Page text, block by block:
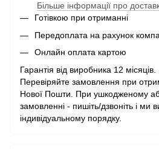
Більше інформації про
Готівкою при отриманні
Передоплата на рахунок
Онлайн оплата картою
Гарантія від виробника 12 місяців.
Перевіряйте замовлення при
Нової Пошти. При ушкодженому
замовленні - пишіть/дзвоніть і ми
індивідуальному порядку.